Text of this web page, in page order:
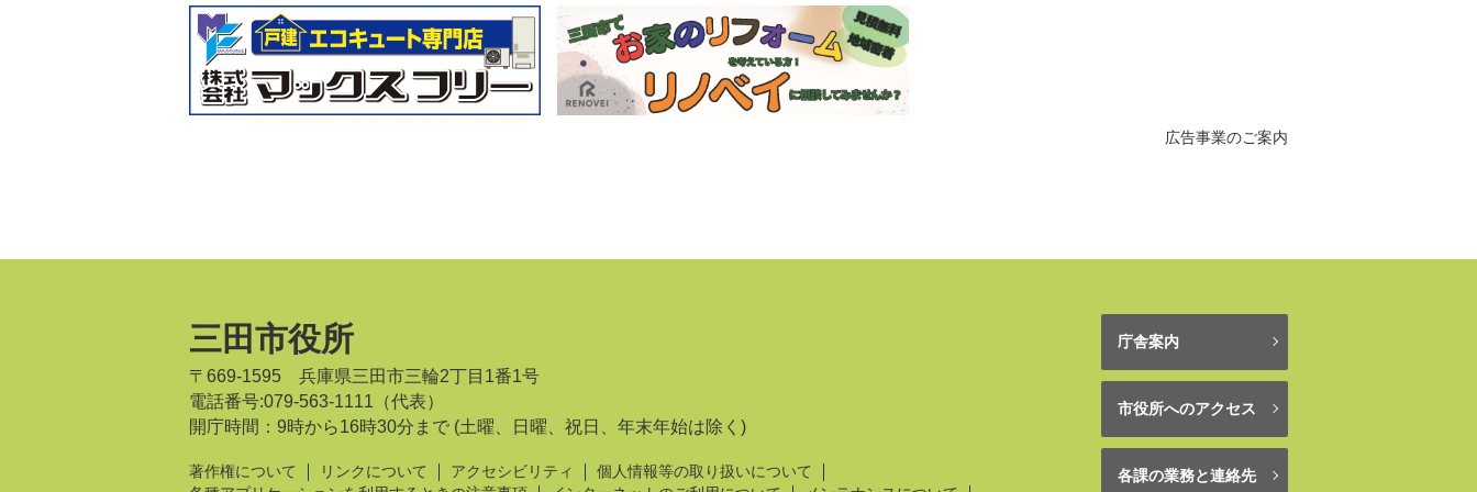
広告事業のご案内
三田市役所
〒669-1595 兵庫県三田市三輪2丁目1番1号
電話番号:079-563-1111（代表）
開庁時間：9時から16時30分まで (土曜、日曜、祝日、年末年始は除く)
著作権について リンクについて アクセシビリティ
個人情報等の取り扱いについて
庁舎案内
市役所へのアクセス
各課の業務と連絡先